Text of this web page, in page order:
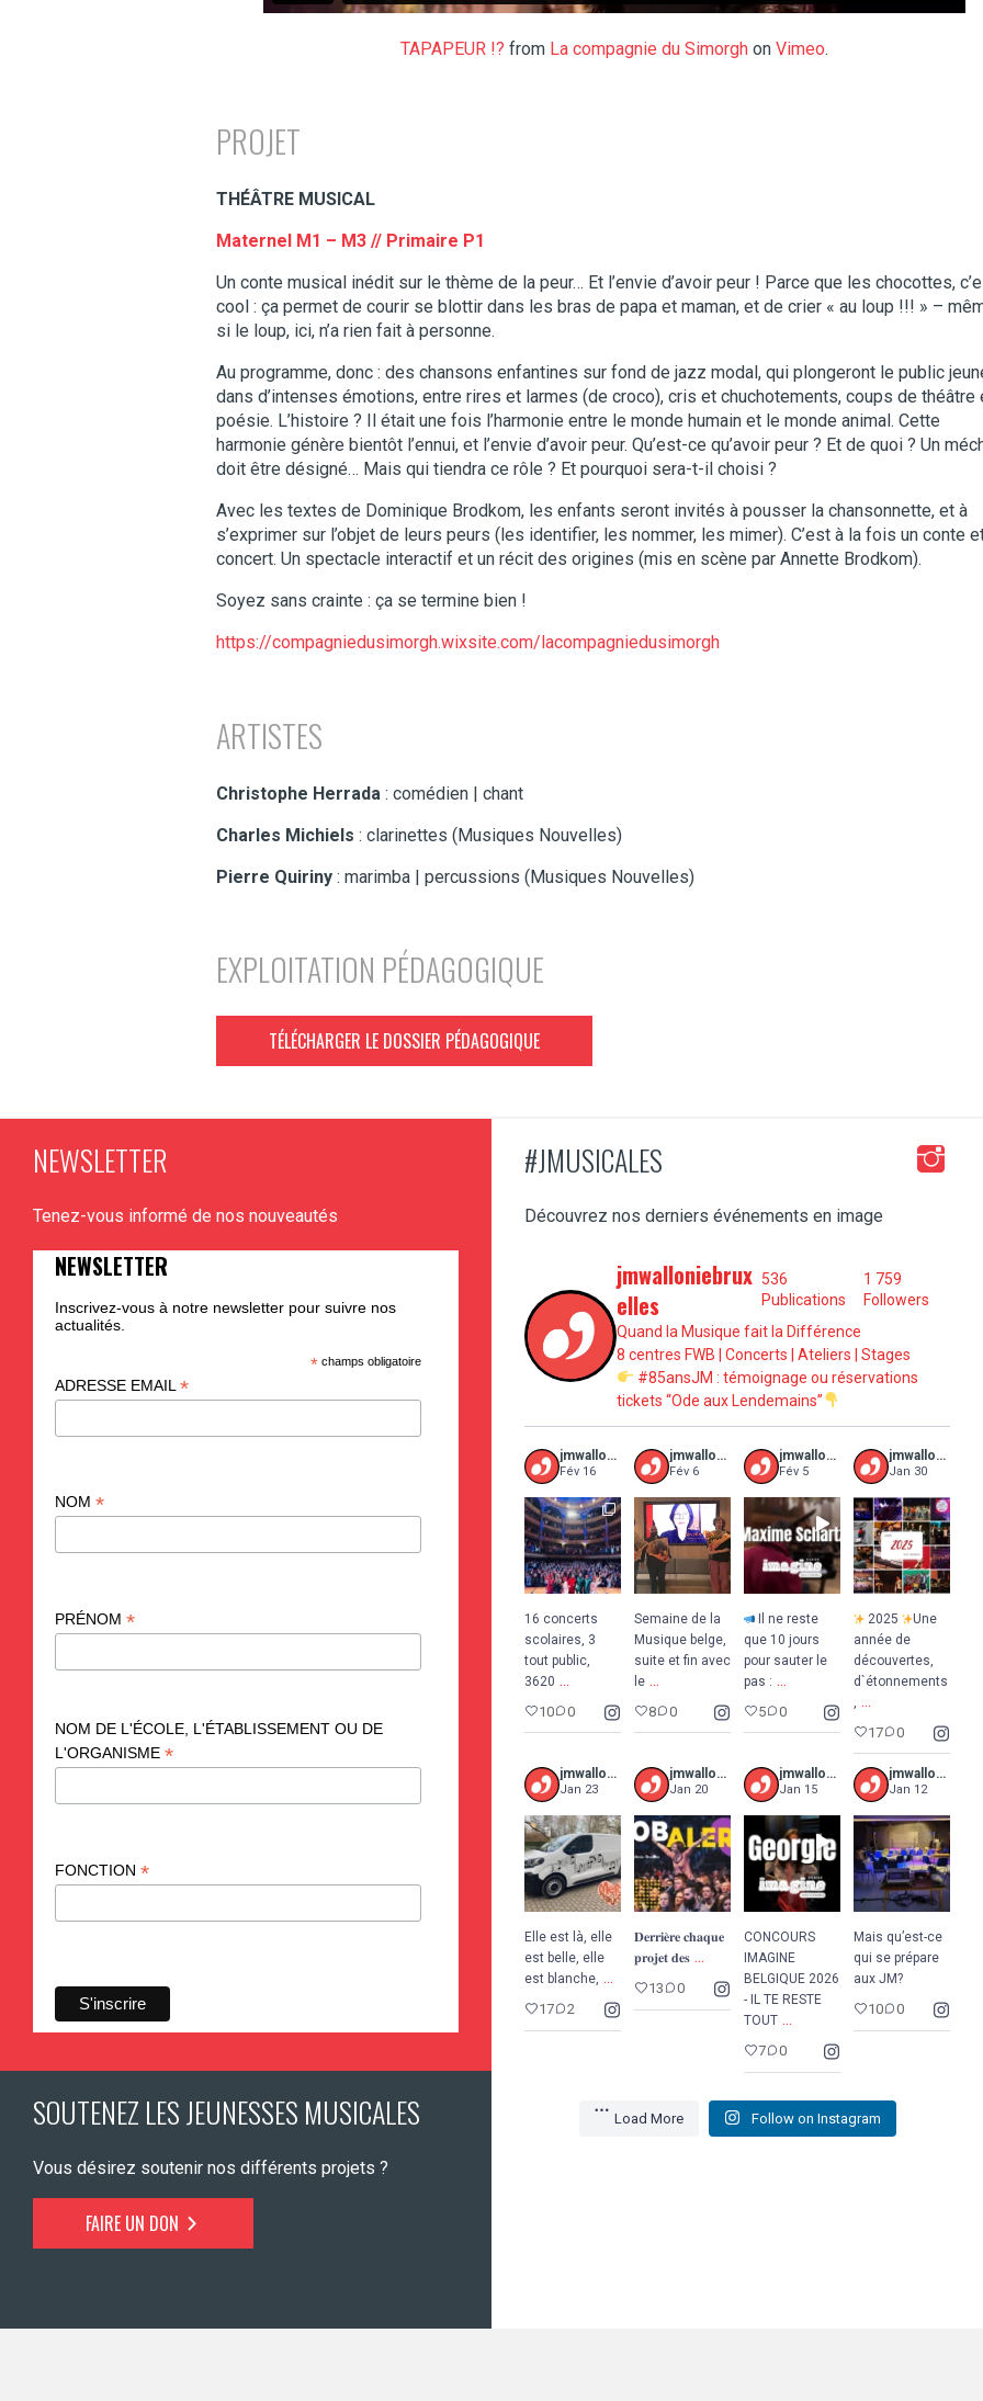
TAPAPEUR !? from La compagnie du Simorghon Vimeo.
PROJET
THÉÂTRE MUSICAL
Maternel M1 – M3 // Primaire P1
Un conte musical inédit sur le thème de la peur… Et l’envie d’avoir peur ! Parce que les chocottes,
cool : ça permet de courir se blottir dans les bras de papa et maman, et de crier « au loup !!! » –
si le loup, ici, n’a rien fait à personne.
Au programme, donc : des chansons enfantines sur fond de jazz modal, qui plongeront le public
dans d’intenses émotions, entre rires et larmes (de croco), cris et chuchotements, coups de théâtre
poésie. L’histoire ? Il était une fois l’harmonie entre le monde humain et le monde animal. Cette
harmonie génère bientôt l’ennui, et l’envie d’avoir peur. Qu’est-ce qu’avoir peur ? Et de quoi ? Un
doit être désigné… Mais qui tiendra ce rôle ? Et pourquoi sera-t-il choisi ?
Avec les textes de Dominique Brodkom, les enfants seront invités à pousser la chansonnette, et à
s’exprimer sur l’objet de leurs peurs (les identifier, les nommer, les mimer). C’est à la fois un conte
concert. Un spectacle interactif et un récit des origines (mis en scène par Annette Brodkom).
Soyez sans crainte : ça se termine bien !
https://compagniedusimorgh.wixsite.com/lacompagniedusimorgh
ARTISTES
Christophe Herrada: comédien | chant
Charles Michiels : clarinettes (Musiques Nouvelles)
Pierre Quiriny: marimba | percussions (Musiques Nouvelles)
EXPLOITATION PÉDAGOGIQUE
TÉLÉCHARGER LE DOSSIER PÉDAGOGIQUE
NEWSLETTER
Tenez-vous informé de nos nouveautés
NEWSLETTER
Inscrivez-vous à notre newsletter pour suivre nos
actualités.
* champs obligatoire
ADRESSE EMAIL *
NOM *
PRÉNOM *
NOM DE L'ÉCOLE, L'ÉTABLISSEMENT OU DE
L'ORGANISME *
FONCTION *
SOUTENEZ LES JEUNESSES MUSICALES
Vous désirez soutenir nos différents projets ?
FAIRE UN DON
#JMUSICALES
Découvrez nos derniers événements en image
jmwalloniebrux
elles
536
Publications
1 759
Followers
Quand la Musique fait la Différence
8 centres FWB | Concerts | Ateliers | Stages
#85ansJM : témoignage ou réservations
tickets “Ode aux Lendemains”
jmwalloniebruxelles
Fév 16
16 concerts
scolaires, 3
tout public,
3620 ...
10 0
jmwalloniebruxelles
Fév 6
Semaine de la
Musique belge,
suite et fin avec
le ...
8 0
jmwalloniebruxelles
Fév 5
Il ne reste
que 10 jours
pour sauter le
pas : ...
5 0
jmwalloniebruxelles
Jan 30
2025
Une
année de
découvertes,
d`étonnements
, ...
17 0
jmwalloniebruxelles
Jan 23
Elle est là, elle
est belle, elle
est blanche, ...
17 2
jmwalloniebruxelles
Jan 20
𝐃𝐞𝐫𝐫𝐢𝐞̀𝐫𝐞 𝐜𝐡𝐚𝐪𝐮𝐞
𝐩𝐫𝐨𝐣𝐞𝐭 𝐝𝐞𝐬 ...
13 0
jmwalloniebruxelles
Jan 15
CONCOURS
IMAGINE
BELGIQUE 2026
- IL TE RESTE
TOUT ...
7 0
jmwalloniebruxelles
Jan 12
Mais qu’est-ce
qui se prépare
aux JM?
10 0
Load More Follow on Instagram